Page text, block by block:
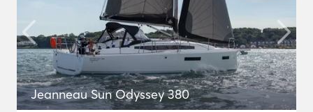
Jeanneau Sun Odyssey 380